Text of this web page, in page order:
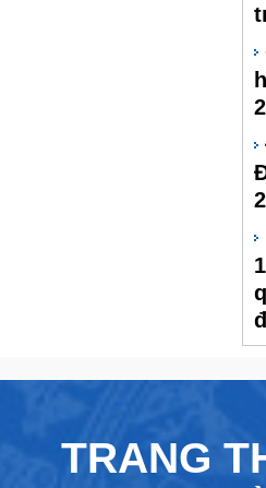
TRANG